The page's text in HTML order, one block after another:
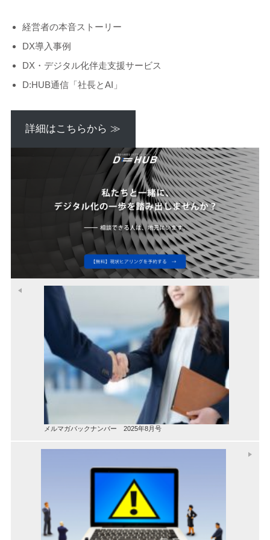
経営者の本音ストーリー
DX導入事例
DX・デジタル化伴走支援サービス
D:HUB通信「社長とAI」
詳細はこちらから ≫
メルマガバックナンバー 2025年8月号